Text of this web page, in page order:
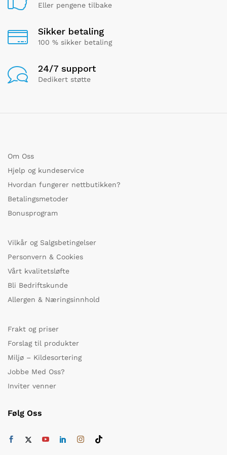
Eller pengene tilbake
Sikker betaling
100 % sikker betaling
24/7 support
Dedikert støtte
Om Oss
Hjelp og kundeservice
Hvordan fungerer nettbutikken?
Betalingsmetoder
Bonusprogram
Vilkår og Salgsbetingelser
Personvern & Cookies
Vårt kvalitetsløfte
Bli Bedriftskunde
Allergen & Næringsinnhold
Frakt og priser
Forslag til produkter
Miljø – Kildesortering
Jobbe Med Oss?
Inviter venner
Følg Oss